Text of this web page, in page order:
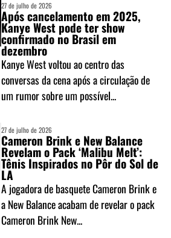
27 de julho de 2026
Após cancelamento em 2025,
Kanye West pode ter show
confirmado no Brasil em
dezembro
Kanye West voltou ao centro das
conversas da cena após a circulação de
um rumor sobre um possível...
27 de julho de 2026
Cameron Brink e New Balance
Revelam o Pack ‘Malibu Melt’:
Tênis Inspirados no Pôr do Sol de
LA
A jogadora de basquete Cameron Brink e
a New Balance acabam de revelar o pack
Cameron Brink New...